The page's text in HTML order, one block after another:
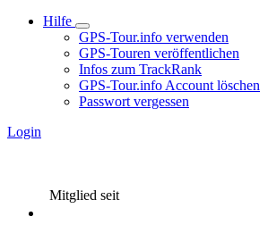
Hilfe
GPS-Tour.info verwenden
GPS-Touren veröffentlichen
Infos zum TrackRank
GPS-Tour.info Account löschen
Passwort vergessen
Login
Mitglied seit